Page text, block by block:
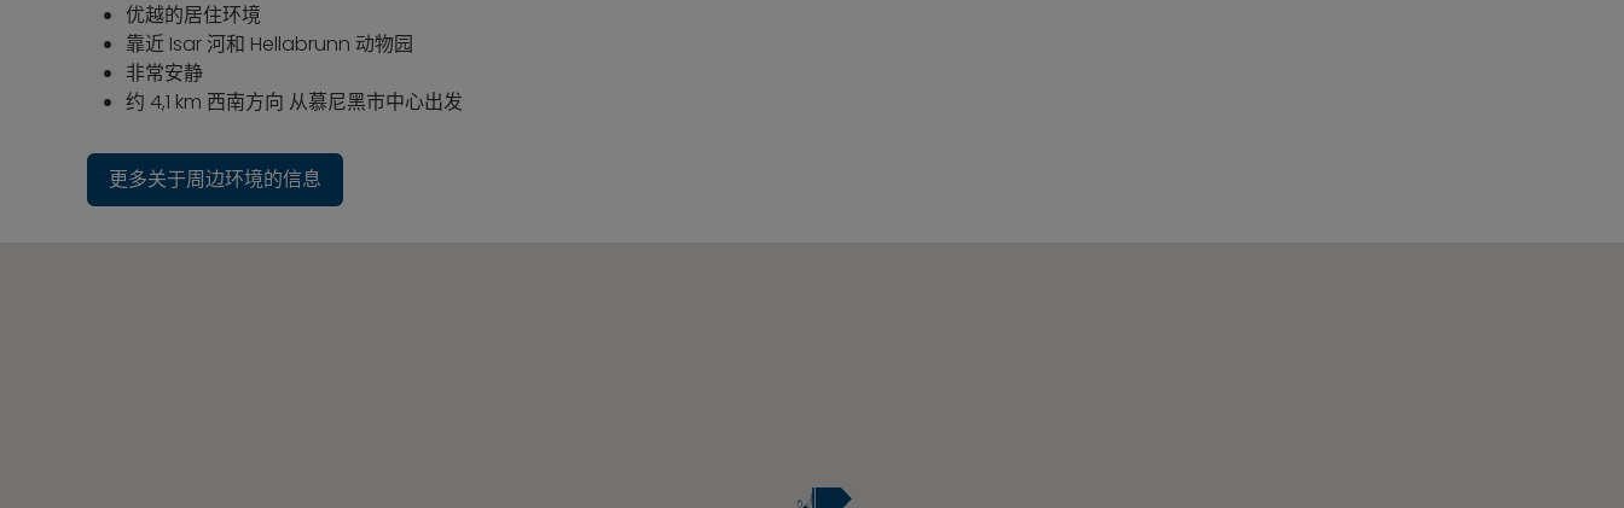
优越的居住环境
靠近 Isar 河和 Hellabrunn 动物园
非常安静
约 4,1 km 西南方向 从慕尼黑市中心出发
更多关于周边环境的信息